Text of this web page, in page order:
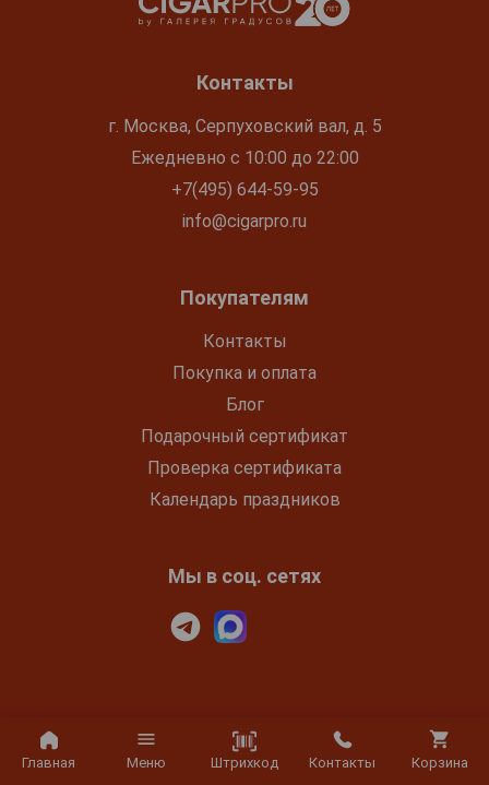
Главная Меню Штрихкод Контакты Корзина
Контакты
г. Москва, Серпуховский вал, д. 5
Ежедневно с 10:00 до 22:00
+7(495) 644-59-95
info@cigarpro.ru
Покупателям
Контакты
Покупка и оплата
Блог
Подарочный сертификат
Проверка сертификата
Календарь праздников
Мы в соц. сетях
МИНЗДРАВ ПРЕДУПРЕЖДАЕТ: ЧРЕЗМЕРНОЕ
УПОТРЕБЛЕНИЕ АЛКОГОЛЯ ВРЕДИТ ВАШЕМУ
ЗДОРОВЬЮ. КУРЕНИЕ ВРЕДИТ ВАШЕМУ